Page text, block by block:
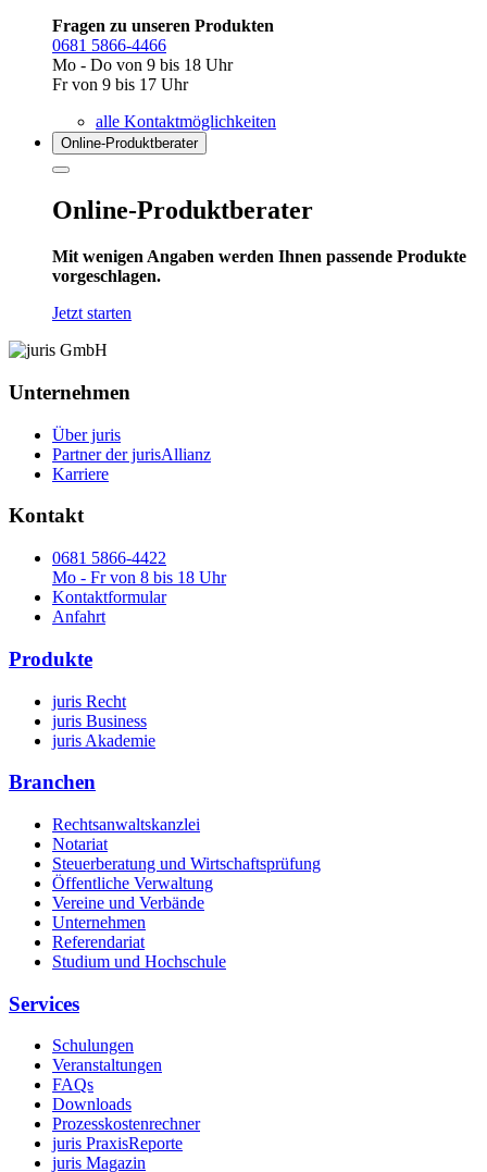
Fragen zu unseren Produkten
0681 5866-4466
Mo - Do von 9 bis 18 Uhr
Fr von 9 bis 17 Uhr
alle Kontaktmöglichkeiten
Online-Produkt­berater
Online-Produktberater
Mit wenigen Angaben werden Ihnen passende Produkte
vorgeschlagen.
Jetzt starten
Unternehmen
Über juris
Partner der jurisAllianz
Karriere
Kontakt
0681 5866-4422
Mo - Fr von 8 bis 18 Uhr
Kontaktformular
Anfahrt
Produkte
juris Recht
juris Business
juris Akademie
Branchen
Rechtsanwaltskanzlei
Notariat
Steuerberatung und Wirtschaftsprüfung
Öffentliche Verwaltung
Vereine und Verbände
Unternehmen
Referendariat
Studium und Hochschule
Services
Schulungen
Veranstaltungen
FAQs
Downloads
Prozesskostenrechner
juris PraxisReporte
juris Magazin